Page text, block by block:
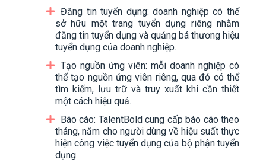
Đăng tin tuyển dụng: doanh nghiệp có thể
sở hữu một trang tuyển dụng riêng nhằm
đăng tin tuyển dụng và quảng bá thương hiệu
tuyển dụng của doanh nghiệp.
Tạo nguồn ứng viên: mỗi doanh nghiệp có
thể tạo nguồn ứng viên riêng, qua đó có thể
tìm kiếm, lưu trữ và truy xuất khi cần thiết
một cách hiệu quả.
Báo cáo: TalentBold cung cấp báo cáo theo
tháng, năm cho người dùng về hiệu suất thực
hiện công việc tuyển dụng của bộ phận tuyển
dụng.